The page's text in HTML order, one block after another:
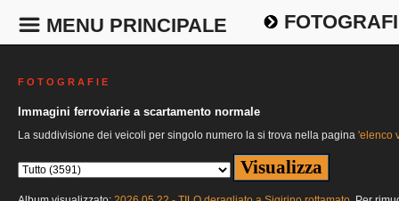
MENU PRINCIPALE
F O T O G R A F I E
Immagini ferroviarie a scartamento normale
La suddivisione dei veicoli per singolo numero la si trova nella pagina 'elenco